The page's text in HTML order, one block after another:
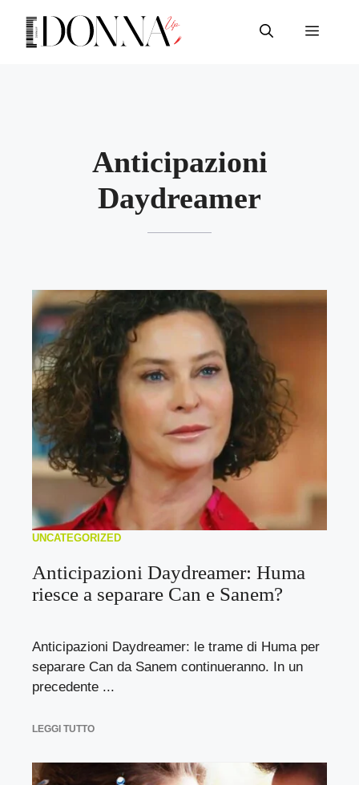
contenuto
Menu
Anticipazioni
Daydreamer
UNCATEGORIZED
Anticipazioni Daydreamer: Huma
riesce a separare Can e Sanem?
Anticipazioni Daydreamer: le trame di Huma per
separare Can da Sanem continueranno. In un
precedente ...
LEGGI TUTTO